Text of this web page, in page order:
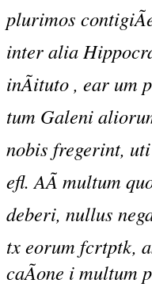
plurimos
inter alia
inÃituto , ear
tum Galeni
nobis fregerint,
efl. AÃ multum
deberi, nullus
tx eorum fcrtptk,
caÃone i